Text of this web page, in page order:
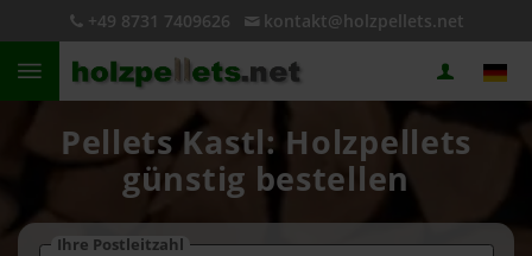
+49 8731 7409626 kontakt@holzpellets.net
Pellets Kastl: Holzpellets
günstig bestellen
Ihre Postleitzahl